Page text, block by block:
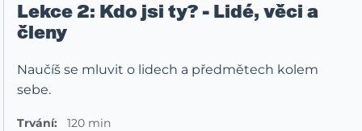
Lekce 2: Kdo jsi ty? - Lidé, věci a
členy
Naučíš se mluvit o lidech a předmětech kolem
sebe.
Trvání: 120 min